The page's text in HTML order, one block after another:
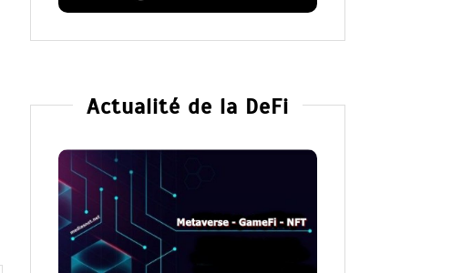
Actualité de la DeFi